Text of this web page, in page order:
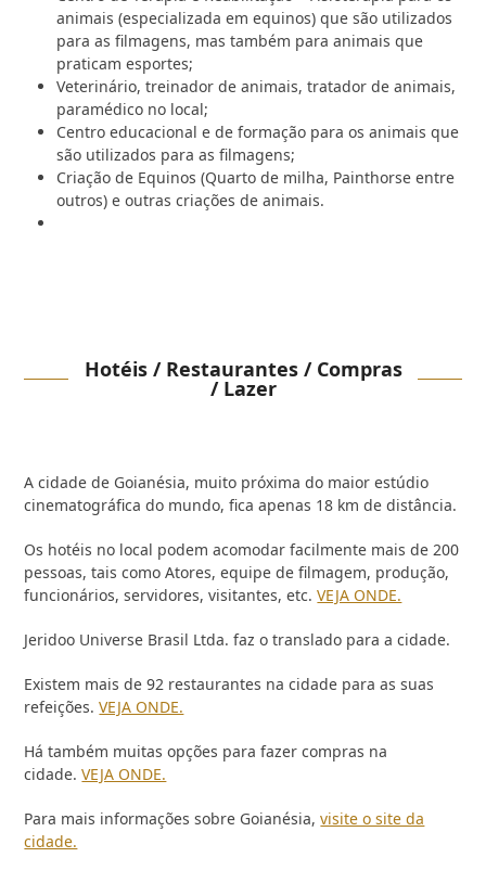
animais (especializada em equinos) que são utilizados
para as filmagens, mas também para animais que
praticam esportes;
Veterinário, treinador de animais, tratador de animais,
paramédico no local;
Centro educacional e de formação para os animais que
são utilizados para as filmagens;
Criação de Equinos (Quarto de milha, Painthorse entre
outros) e outras criações de animais.
Hotéis / Restaurantes / Compras
/ Lazer
A cidade de Goianésia, muito próxima do maior estúdio
cinematográfica do mundo, fica apenas 18 km de distância.
Os hotéis no local podem acomodar facilmente mais de 200
pessoas, tais como Atores, equipe de filmagem, produção,
funcionários, servidores, visitantes, etc.VEJA ONDE.
Jeridoo Universe Brasil Ltda. faz o translado para a cidade.
Existem mais de 92 restaurantes na cidade para as suas
refeições.VEJA ONDE.
Há também muitas opções para fazer compras na
cidade.VEJA ONDE.
Para mais informações sobre Goianésia,visite o site da
cidade.